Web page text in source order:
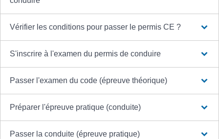
Vérifier les conditions pour passer le permis CE ?
S'inscrire à l'examen du permis de conduire
Passer l'examen du code (épreuve théorique)
Préparer l'épreuve pratique (conduite)
Passer la conduite (épreuve pratique)